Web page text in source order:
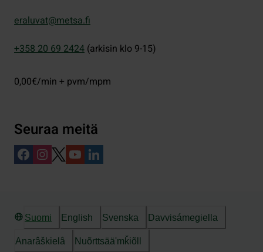
eraluvat@metsa.fi
+358 20 69 2424 (arkisin klo 9-15)
0,00€/min + pvm/mpm
Seuraa meitä
Suomi English Svenska Davvisámegiella
Anarâškielâ Nuõrttsääʹmǩiõll